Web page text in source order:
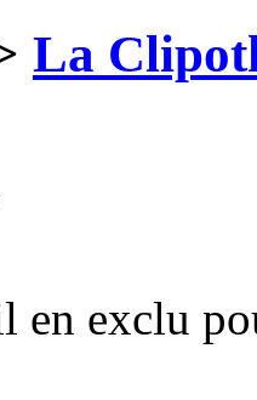
La
en exclu